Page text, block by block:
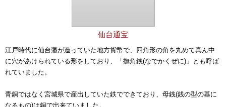
仙台通宝
江戸時代に仙台藩が造っていた地方貨幣で、四角形の角を丸めて真ん中
に穴があけられている形をしており、「撫角銭(なでかくぜに)」とも呼ば
れていました。
青銅ではなく宮城県で産出していた鉄でできており、母銭(銭の型の基に
なるもの)は銅で出来ていました。